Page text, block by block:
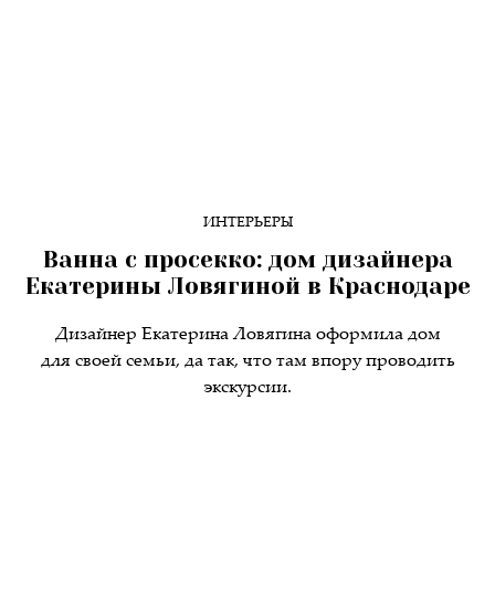
ИНТЕРЬЕРЫ
Ванна с просекко: дом дизайнера
Екатерины Ловягиной в Краснодаре
Дизайнер Екатерина Ловягина оформила дом
для своей семьи, да так, что там впору проводить
экскурсии.